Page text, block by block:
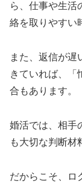
ら、仕事や生活
絡を取りやすい
また、返信が遅
きていれば、「
合もあります。
婚活では、相手
も大切な判断材
だからこそ、ロ